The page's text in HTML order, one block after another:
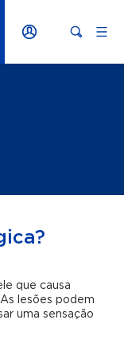
que causa
lesões podem
uma sensação